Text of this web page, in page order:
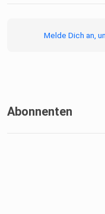
Melde Dich an,
Abonnenten